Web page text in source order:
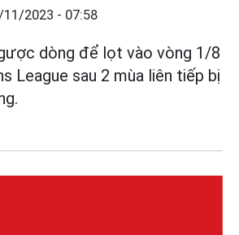
11/2023 - 07:58
dòng để lọt vào vòng 1/8
League sau 2 mùa liên tiếp bị